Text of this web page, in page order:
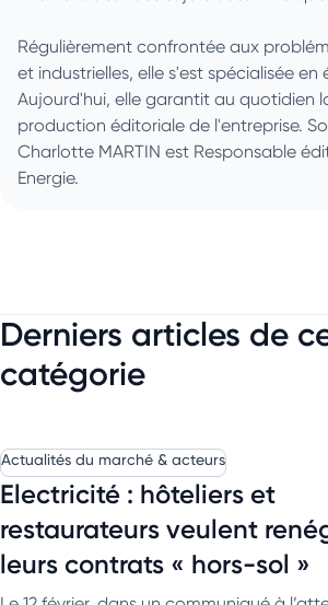
Régulièrement confrontée aux
et industrielles, elle s'est spécialisée en
Aujourd'hui, elle garantit au quotidien
production éditoriale de l'entreprise.
Charlotte MARTIN est Responsable
Energie.
Derniers articles de
catégorie
Actualités du marché & acteurs
Electricité : hôteliers et
restaurateurs veulent
leurs contrats « hors-sol »